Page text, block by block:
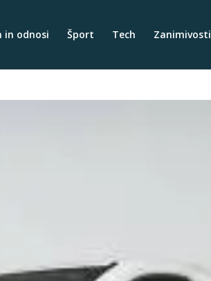
in odnosi Šport Tech Zanimivosti